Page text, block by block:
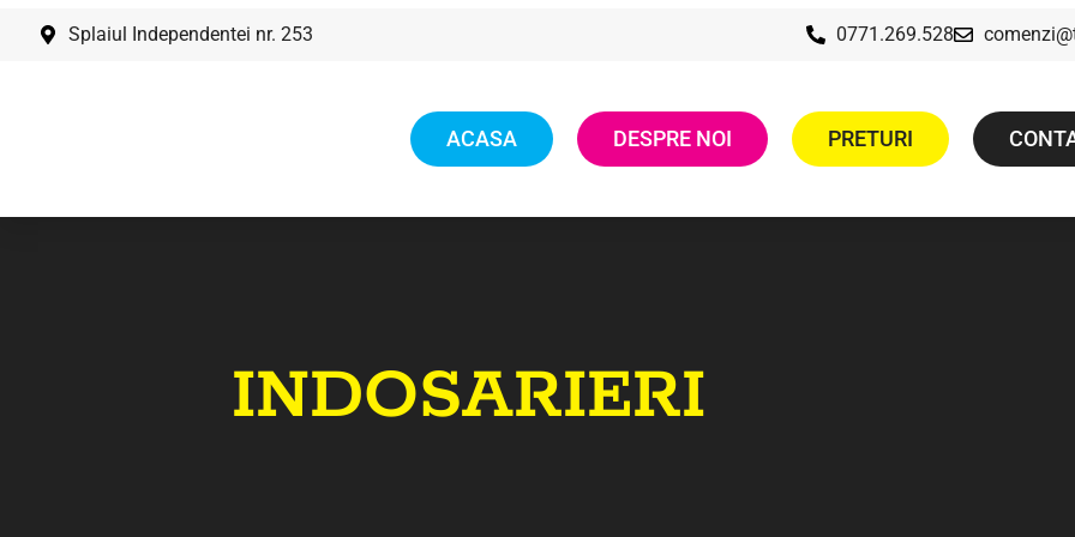
Splaiul Independentei nr. 253 0771.269.528
ACASA DESPRE NOI PRETURI
INDOSARIERI